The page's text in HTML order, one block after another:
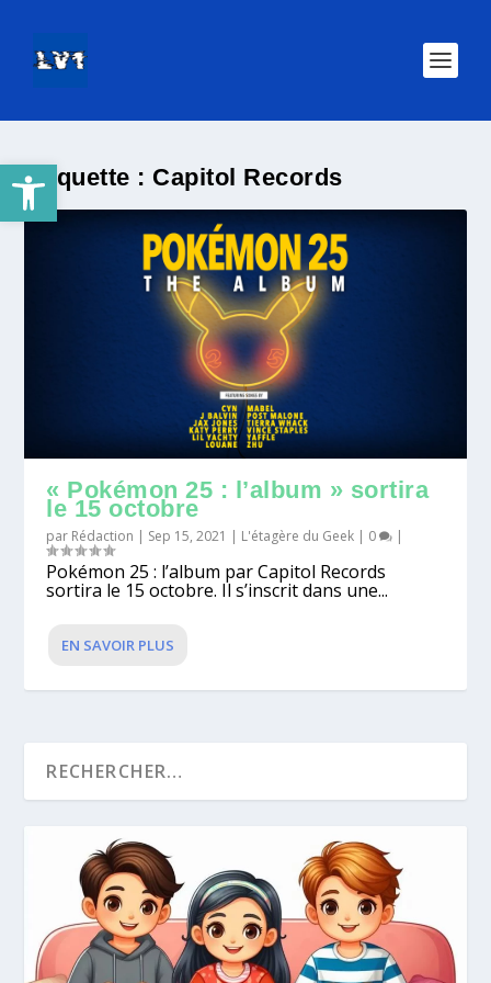
Ouvrir la barre d’outilsÉtiquette : Capitol Records
« Pokémon 25 : l’album » sortira
le 15 octobre
par Rédaction | Sep 15, 2021 | L'étagère du Geek | 0 |
Pokémon 25 : l’album par Capitol Records
sortira le 15 octobre. Il s’inscrit dans une...
EN SAVOIR PLUS